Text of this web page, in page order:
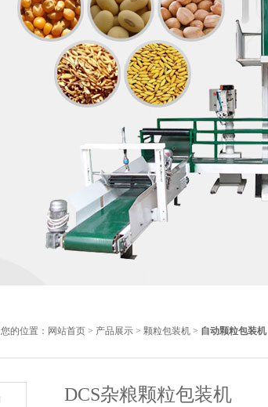
您的位置： 网站首页 > 产品展示 > 颗粒包装机 > 自动颗粒包装机
DCS杂粮颗粒包装机